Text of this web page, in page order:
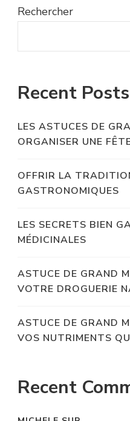
Rechercher
Recent Posts
LES ASTUCES DE
ORGANISER UNE
OFFRIR LA
GASTRONOMIQUES
LES SECRETS BIEN
MÉDICINALES
ASTUCE DE GRAND
VOTRE DROGUERIE
ASTUCE DE GRAND
VOS NUTRIMENTS
Recent